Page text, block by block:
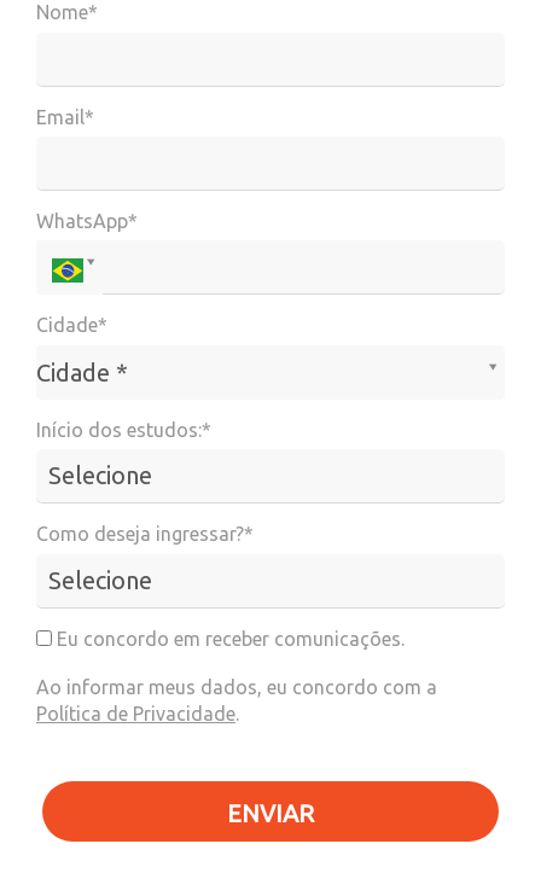
Nome*
Email*
WhatsApp*
Cidade*
Cidade *
Cidade*
Início dos estudos:*
Como deseja ingressar?*
Eu concordo em receber comunicações.
Ao informar meus dados, eu concordo com a
Política de Privacidade.
ENVIAR